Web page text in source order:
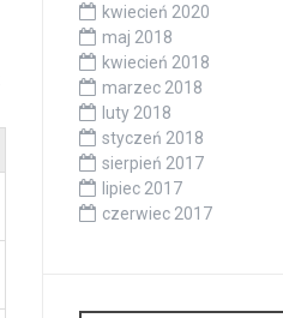
kwiecień 2020
maj 2018
kwiecień 2018
marzec 2018
luty 2018
styczeń 2018
sierpień 2017
lipiec 2017
czerwiec 2017